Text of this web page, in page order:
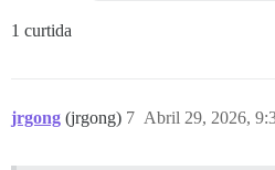
1 curtida
jrgong (jrgong) Abril 29, 2026,
7